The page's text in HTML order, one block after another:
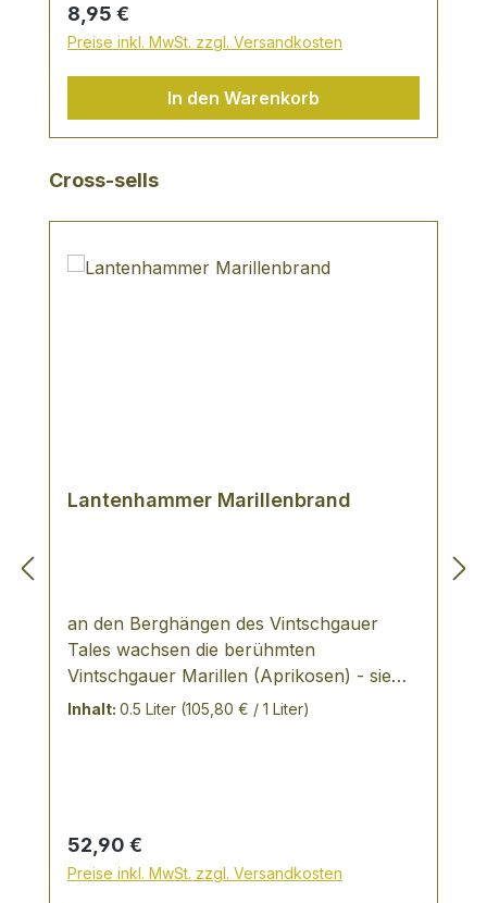
Regulärer Preis:
8,95 €
Preise inkl. MwSt. zzgl. Versandkosten
In den Warenkorb
Produktgalerie überspringen
Cross-sells
Lantenhammer Marillenbrand
an den Berghängen des Vintschgauer
Tales wachsen die berühmten
Vintschgauer Marillen (Aprikosen) - sie
werden noch in traditioneller bäuerlicher
intensiven Rosenmarillen aus Ungarn.
VERKOSTUNGSNOTIZ Lantenhammer
Marillenbrand: Marille PUR, betörende
Inhalt: 0.5 Liter (105,80 € / 1 Liter)
Regulärer Preis:
52,90 €
Preise inkl. MwSt. zzgl. Versandkosten